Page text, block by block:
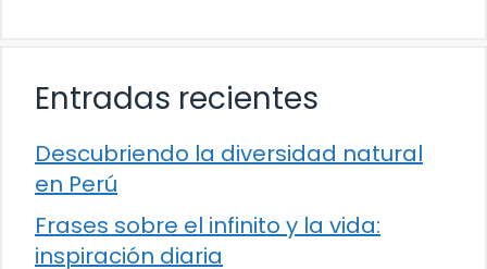
Entradas recientes
Descubriendo la diversidad natural
en Perú
Frases sobre el infinito y la vida:
inspiración diaria